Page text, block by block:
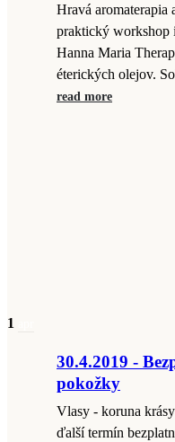
Hravá aromaterapia
praktický workshop
Hanna Maria
éterických olejov.
read more
1
30.4.2019 -
pokožky
Vlasy - koruna
ďalší termín